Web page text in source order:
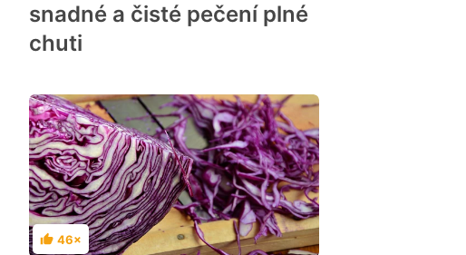
snadné a čisté pečení plné
chuti
Hodnocení
46×